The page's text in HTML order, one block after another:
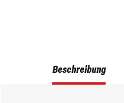
Beschreibung